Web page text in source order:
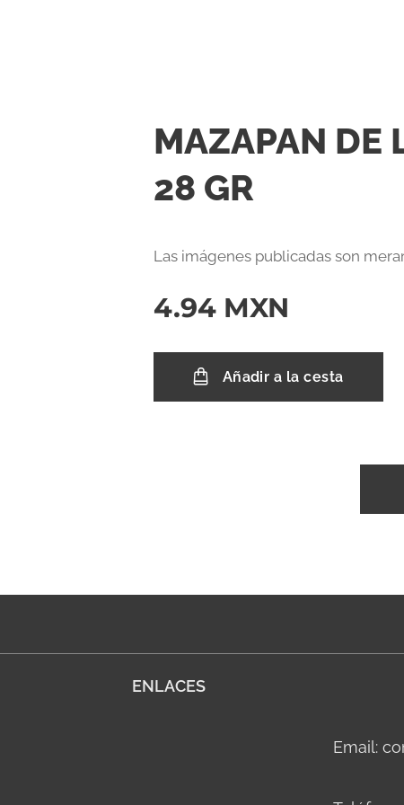
MAZAPAN DE
28 GR
Las imágenes publicadas son
4.94 MXN
Añadir a la cesta
ENLACES
Email: